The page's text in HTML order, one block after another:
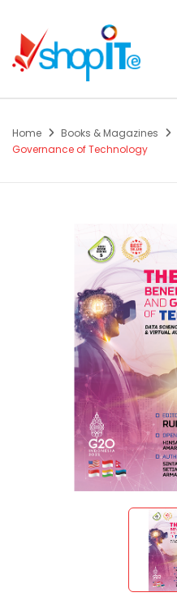
Home Books & Magazines
Governance of Technology